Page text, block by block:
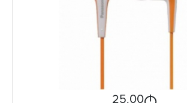
25.00M